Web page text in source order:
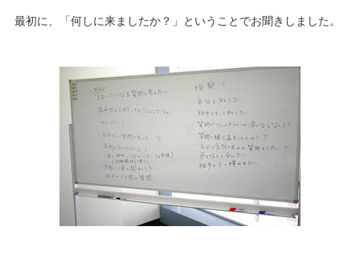
最初に、「何しに来ましたか？」ということでお聞きしました。